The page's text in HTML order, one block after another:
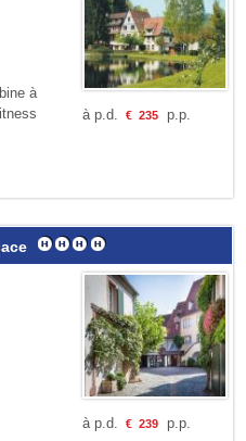
à
à p.d. € 235p.p.
à p.d.
€ 239p.p.